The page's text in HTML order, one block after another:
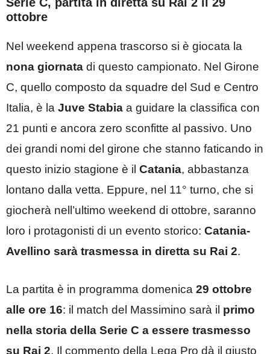
ottobre
Nel weekend appena trascorso si è giocata la
nona giornata di questo campionato. Nel Girone
C, quello composto da squadre del Sud e Centro
Italia, è la Juve Stabia a guidare la classifica con
21 punti e ancora zero sconfitte al passivo. Uno
dei grandi nomi del girone che stanno faticando in
questo inizio stagione è il Catania, abbastanza
lontano dalla vetta. Eppure, nel 11° turno, che si
giocherà nell’ultimo weekend di ottobre, saranno
loro i protagonisti di un evento storico: Catania-
Avellino sarà trasmessa in diretta su Rai 2.
La partita è in programma domenica 29 ottobre
alle ore 16: il match del Massimino sarà il primo
nella storia della Serie C a essere trasmesso
su Rai 2. Il commento della Lega Pro dà il giusto